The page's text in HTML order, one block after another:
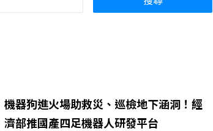
機器狗進火場助救災、巡檢地下涵洞！經
濟部推國產四足機器人研發平台